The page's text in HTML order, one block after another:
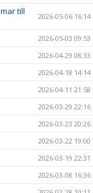
till
2026-05-06 16:14
2026-05-03 09:53
2026-04-29 08:33
2026-04-18 14:14
2026-04-11 21:58
2026-03-29 22:16
2026-03-23 20:26
2026-03-22 19:00
2026-03-19 22:31
2026-03-08 16:36